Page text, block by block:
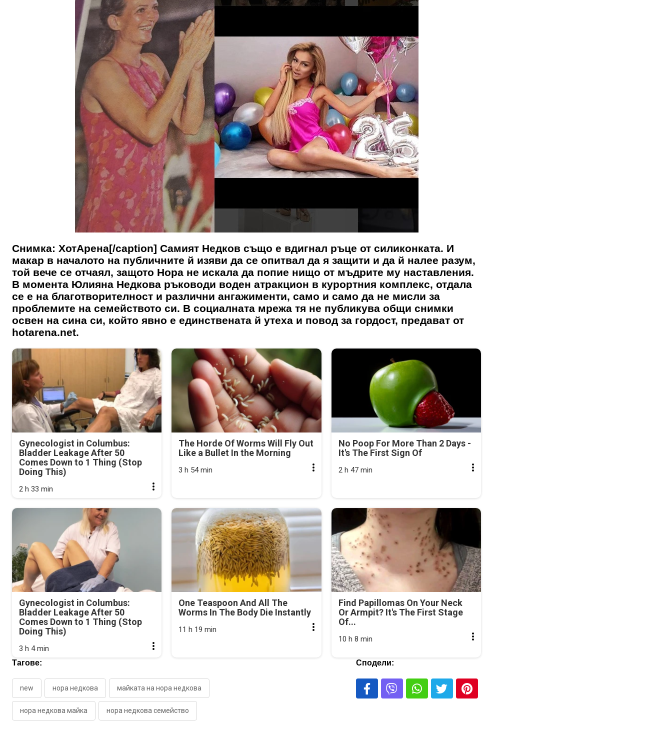
Снимка: ХотАрена[/caption] Самият Недков също е вдигнал ръце от силиконката. И
макар в началото на публичните й изяви да се опитвал да я защити и да й налее разум,
той вече се отчаял, защото Нора не искала да попие нищо от мъдрите му наставления.
В момента Юлияна Недкова ръководи воден атракцион в курортния комплекс, отдала
се е на благотворителност и различни ангажименти, само и само да не мисли за
проблемите на семейството си. В социалната мрежа тя не публикува общи снимки
освен на сина си, който явно е единствената й утеха и повод за гордост, предават от
hotarena.net.
Gynecologist in Columbus:
Bladder Leakage After 50
Comes Down to 1 Thing (Stop
Doing This)
2 h 33 min
The Horde Of Worms Will Fly Out
Like a Bullet In the Morning
3 h 54 min
No Poop For More Than 2 Days -
It's The First Sign Of
2 h 47 min
Gynecologist in Columbus:
Bladder Leakage After 50
Comes Down to 1 Thing (Stop
Doing This)
3 h 4 min
One Teaspoon And All The
Worms In The Body Die Instantly
11 h 19 min
Find Papillomas On Your Neck
Or Armpit? It's The First Stage
Of...
10 h 8 min
Тагове:
new нора недкова майката на нора недкова
нора недкова майка нора недкова семейство
Сподели: